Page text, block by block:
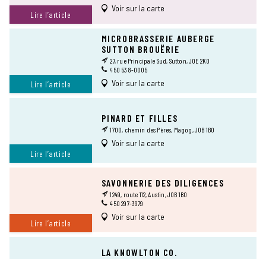
Lire l’article
Voir sur la carte
Lire l’article
MICROBRASSERIE AUBERGE
SUTTON BROUËRIE
27, rue Principale Sud, Sutton, J0E 2K0
450 538-0005
Voir sur la carte
Lire l’article
PINARD ET FILLES
1700, chemin des Pères, Magog, J0B 1B0
Voir sur la carte
Lire l’article
SAVONNERIE DES DILIGENCES
1249, route 112, Austin, J0B 1B0
450 297-3979
Voir sur la carte
LA KNOWLTON CO.